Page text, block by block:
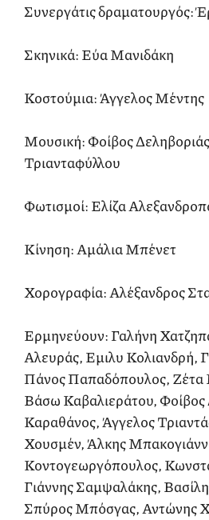
Συνεργάτις δραματουργός:
Σκηνικά: Εύα Μανιδάκη
Κοστούμια: Άγγελος Μέντης
Μουσική: Φοίβος
Τριανταφύλλου
Φωτισμοί: Ελίζα
Κίνηση: Αμάλια Μπένετ
Χορογραφία: Αλέξανδρος
Ερμηνεύουν: Γαλήνη
Αλευράς, Εμιλυ Κολιανδρή,
Πάνος Παπαδόπουλος, Ζέτα
Βάσω Καβαλιεράτου, Φοίβος
Καραθάνος, Άγγελος
Χουσμέν, Άλκης
Κοντογεωργόπουλος,
Γιάννης Σαμψαλάκης,
Σπύρος Μπόσγας, Αντώνης